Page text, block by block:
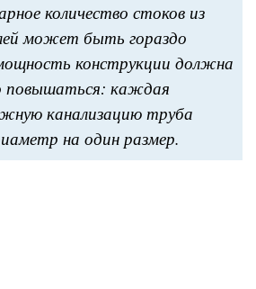
количество стоков из
может быть гораздо
конструкции должна
повышаться: каждая
канализацию труба
на один размер.